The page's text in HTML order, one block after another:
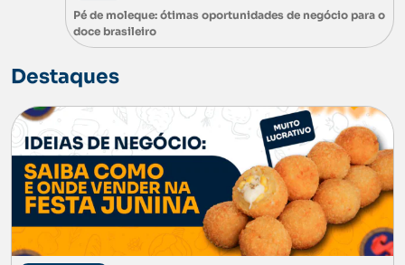
Pé de moleque: ótimas oportunidades de negócio para o
doce brasileiro
Destaques